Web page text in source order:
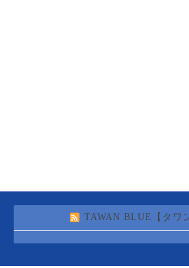
TAWAN BLUE【タワ